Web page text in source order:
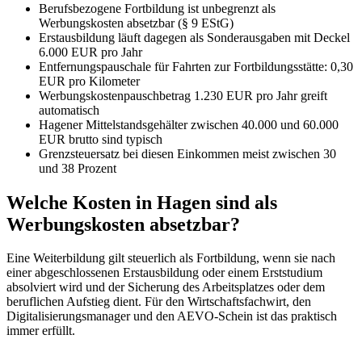
Berufsbezogene Fortbildung ist unbegrenzt als
Werbungskosten absetzbar (§ 9 EStG)
Erstausbildung läuft dagegen als Sonderausgaben mit Deckel
6.000 EUR pro Jahr
Entfernungspauschale für Fahrten zur Fortbildungsstätte: 0,30
EUR pro Kilometer
Werbungskostenpauschbetrag 1.230 EUR pro Jahr greift
automatisch
Hagener Mittelstandsgehälter zwischen 40.000 und 60.000
EUR brutto sind typisch
Grenzsteuersatz bei diesen Einkommen meist zwischen 30
und 38 Prozent
Welche Kosten in Hagen sind als
Werbungskosten absetzbar?
Eine Weiterbildung gilt steuerlich als Fortbildung, wenn sie nach
einer abgeschlossenen Erstausbildung oder einem Erststudium
absolviert wird und der Sicherung des Arbeitsplatzes oder dem
beruflichen Aufstieg dient. Für den Wirtschaftsfachwirt, den
Digitalisierungsmanager und den AEVO-Schein ist das praktisch
immer erfüllt.